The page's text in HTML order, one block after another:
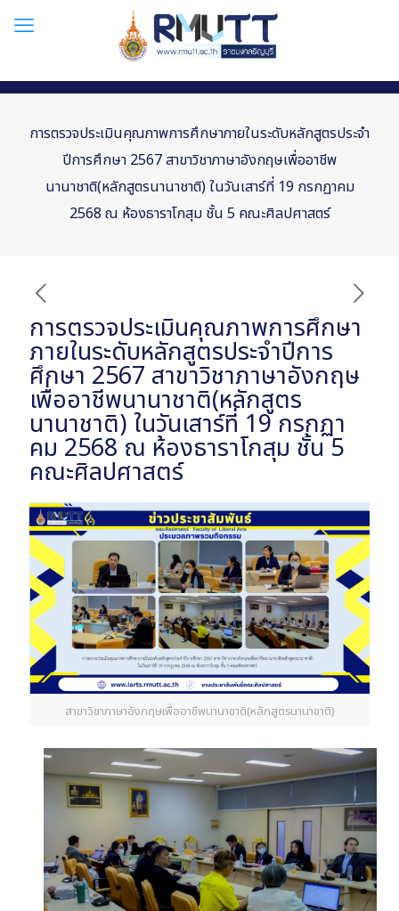
การตรวจประเมินคุณภาพการศึกษาภายในระดับหลักสูตรประจำ
ปีการศึกษา 2567 สาขาวิชาภาษาอังกฤษเพื่ออาชีพ
นานาชาติ(หลักสูตรนานาชาติ) ในวันเสาร์ที่ 19 กรกฏาคม
2568 ณ ห้องธาราโกสุม ชั้น 5 คณะศิลปศาสตร์
การตรวจประเมินคุณภาพการศึกษา
ภายในระดับหลักสูตรประจำปีการ
ศึกษา 2567 สาขาวิชาภาษาอังกฤษ
เพื่ออาชีพนานาชาติ(หลักสูตร
นานาชาติ) ในวันเสาร์ที่ 19 กรกฏา
คม 2568 ณ ห้องธาราโกสุม ชั้น 5
คณะศิลปศาสตร์
สาขาวิชาภาษาอังกฤษเพื่ออาชีพนานาชาติ(หลักสูตรนานาชาติ)